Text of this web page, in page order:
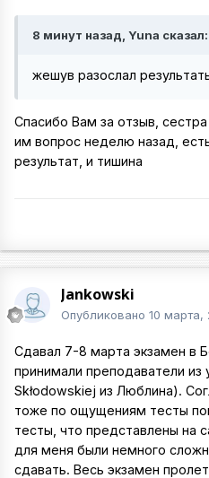
8 минут назад, Yuna сказал:
жешув разослал
Спасибо Вам за отзыв,
им вопрос неделю назад,
результат, и тишина
Jankowski
Опубликовано 10 марта,
Сдавал 7-8 марта экзамен в
принимали преподаватели из
Skłodowskiej из Люблина).
тоже по ощущениям тесты
тесты, что представлены на
для меня были немного
сдавать. Весь экзамен